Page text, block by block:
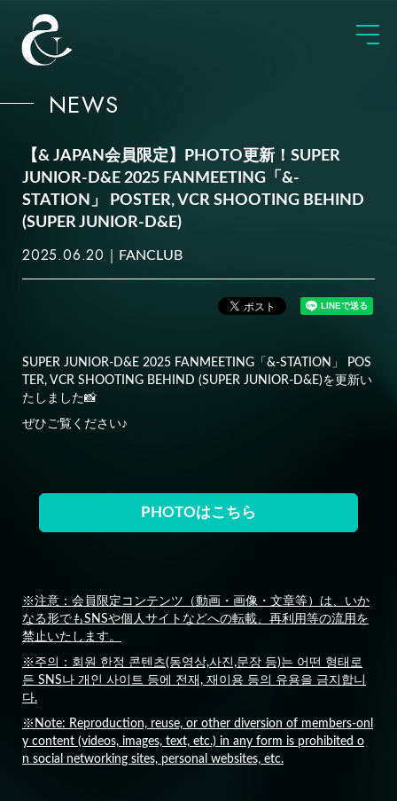
NEWS
【& JAPAN会員限定】PHOTO更新！SUPER
JUNIOR-D&E 2025 FANMEETING「&-
STATION」 POSTER, VCR SHOOTING BEHIND
(SUPER JUNIOR-D&E)
2025.06.20 FANCLUB
SUPER JUNIOR-D&E 2025 FANMEETING「&-STATION」 POS
TER, VCR SHOOTING BEHIND (SUPER JUNIOR-D&E)を更新い
たしました📸
ぜひご覧ください♪
PHOTOはこちら
※注意：会員限定コンテンツ（動画・画像・文章等）は、いか
なる形でもSNSや個人サイトなどへの転載、再利用等の流用を
禁止いたします。
※주의：회원 한정 콘텐츠(동영상,사진,문장 등)는 어떤 형태로
든 SNS나 개인 사이트 등에 전재, 재이용 등의 유용을 금지합니
다.
※Note: Reproduction, reuse, or other diversion of members-onl
y content (videos, images, text, etc.) in any form is prohibited o
n social networking sites, personal websites, etc.